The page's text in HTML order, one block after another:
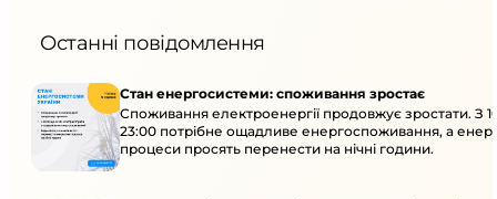
Останні повідомлення
Стан енергосистеми: споживання зростає
Споживання електроенергії продовжує зростати. З
23:00 потрібне ощадливе енергоспоживання, а
процеси просять перенести на нічні години.